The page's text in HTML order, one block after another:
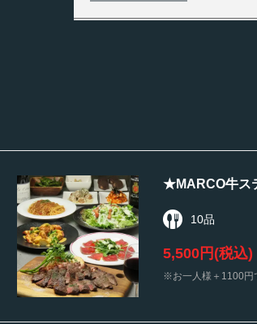
★MARCO牛ス
10品
5,500円 (税込)
※お一人様＋1100円